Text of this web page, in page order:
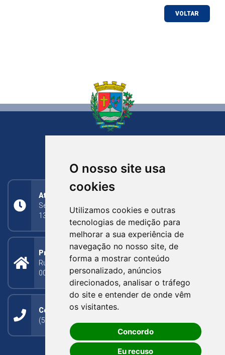
O nosso site usa
cookies
Utilizamos cookies e outras
tecnologias de medição para
melhorar a sua experiência de
navegação no nosso site, de
forma a mostrar conteúdo
personalizado, anúncios
direcionados, analisar o tráfego
do site e entender de onde vêm
os visitantes.
Concordo
Eu recuso
VOLTAR
Atendimento
Segunda a Sexta: 8h às 11h30min (manhã);
13h30min às 17h (tarde)
Prefeitura Municipal
Rua Silva Jardim, 505 - Bairro Centro - CEP: 95340-
000
Contato
(54) 3273-1649 ou (54) 3273-1150